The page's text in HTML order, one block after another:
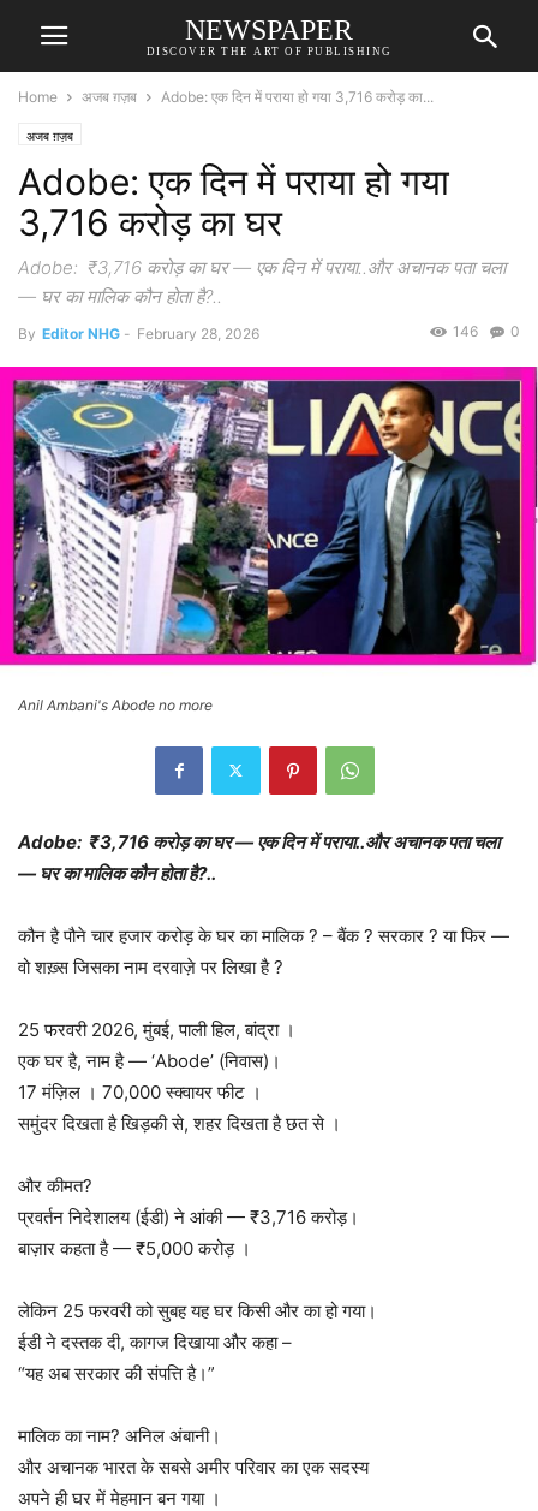
NEWSPAPER
DISCOVER THE ART OF PUBLISHING
Home अजब ग़ज़ब Adobe: एक दिन में पराया हो गया 3,716 करोड़ का...
अजब ग़ज़ब
Adobe: एक दिन में पराया हो गया
3,716 करोड़ का घर
Adobe: ₹3,716 करोड़ का घर — एक दिन में पराया..और अचानक पता चला
— घर का मालिक कौन होता है?..
By Editor NHG - February 28, 2026 0
146
Anil Ambani's Abode no more
Adobe: ₹3,716 करोड़ का घर — एक दिन में पराया..और अचानक पता चला
— घर का मालिक कौन होता है?..
कौन है पौने चार हजार करोड़ के घर का मालिक ? – बैंक ? सरकार ? या फिर —
वो शख़्स जिसका नाम दरवाज़े पर लिखा है ?
25 फरवरी 2026, मुंबई, पाली हिल, बांद्रा ।
एक घर है, नाम है — ‘Abode’ (निवास)।
17 मंज़िल । 70,000 स्क्वायर फीट ।
समुंदर दिखता है खिड़की से, शहर दिखता है छत से ।
और कीमत?
प्रवर्तन निदेशालय (ईडी) ने आंकी — ₹3,716 करोड़।
बाज़ार कहता है — ₹5,000 करोड़ ।
लेकिन 25 फरवरी को सुबह यह घर किसी और का हो गया।
ईडी ने दस्तक दी, कागज दिखाया और कहा –
“यह अब सरकार की संपत्ति है।”
मालिक का नाम? अनिल अंबानी।
और अचानक भारत के सबसे अमीर परिवार का एक सदस्य
अपने ही घर में मेहमान बन गया ।